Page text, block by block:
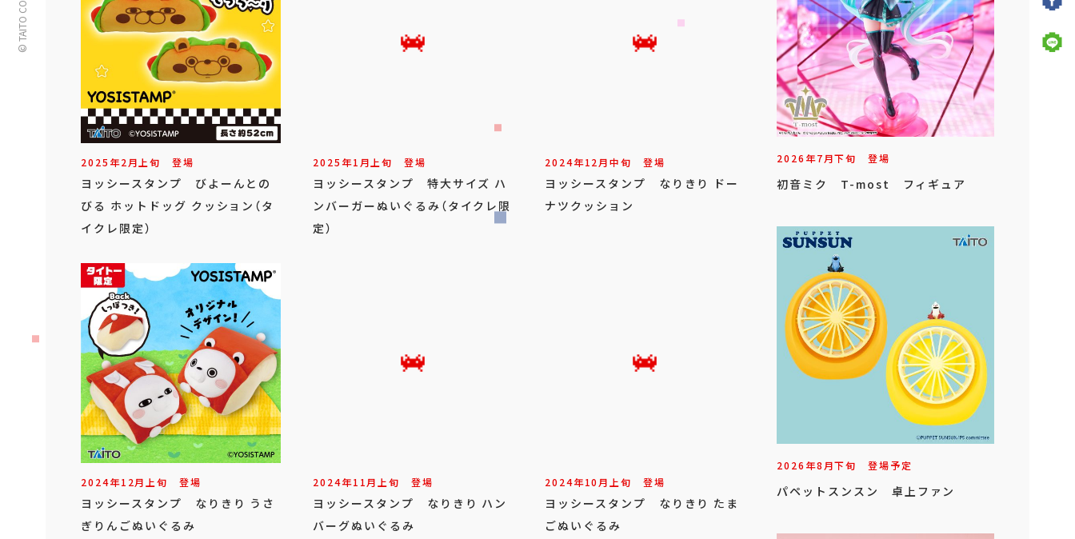
2025年2月上旬 登場
ヨッシースタンプ びよーんとの
びる ホットドッグ クッション（タ
イクレ限定）
2025年1月上旬 登場
ヨッシースタンプ 特大サイズ ハ
ンバーガーぬいぐるみ（タイクレ限
定）
2024年12月中旬 登場
ヨッシースタンプ なりきり ドー
ナツクッション
2024年12月上旬 登場
ヨッシースタンプ なりきり うさ
ぎりんごぬいぐるみ
2024年11月上旬 登場
ヨッシースタンプ なりきり ハン
バーグぬいぐるみ
2024年10月上旬 登場
ヨッシースタンプ なりきり たま
ごぬいぐるみ
2026年7月下旬 登場
初音ミク T-most フィギュア
2026年8月下旬 登場予定
パペットスンスン 卓上ファン